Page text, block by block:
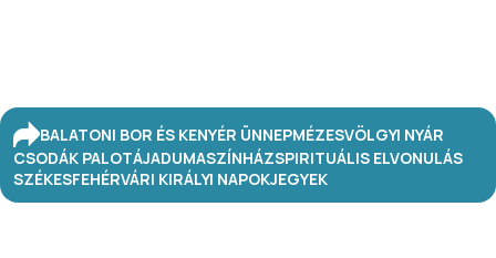
BALATONI BOR ÉS KENYÉR ÜNNEPMÉZESVÖLGYI NYÁR
CSODÁK PALOTÁJADUMASZÍNHÁZSPIRITUÁLIS ELVONULÁS
SZÉKESFEHÉRVÁRI KIRÁLYI NAPOKJEGYEK